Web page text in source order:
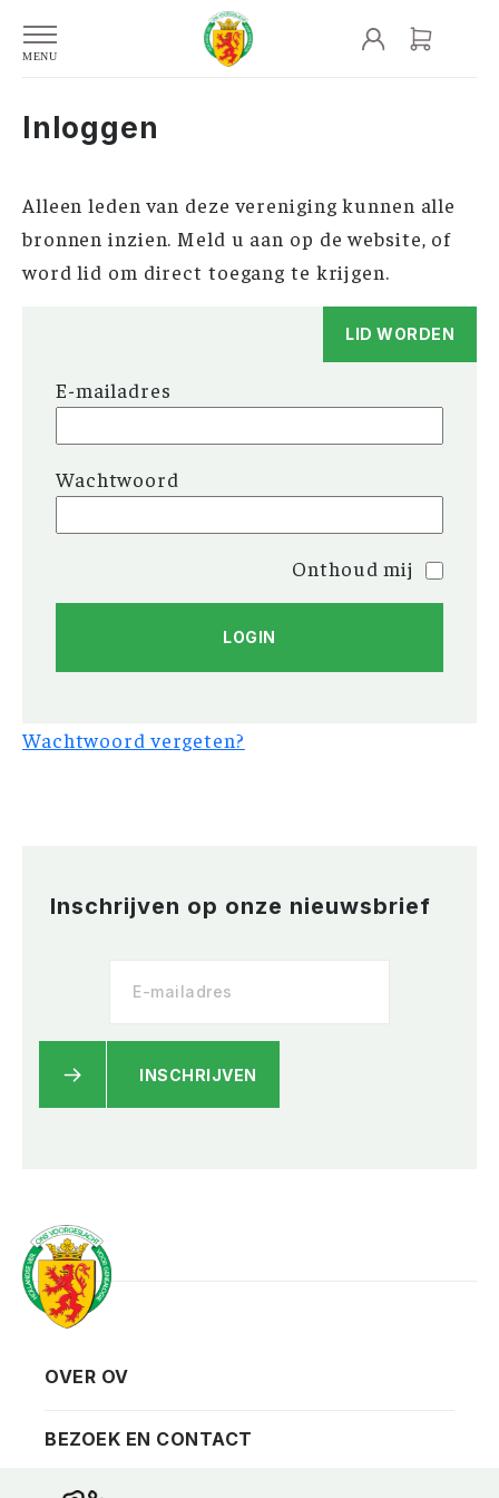
Inloggen
Alleen leden van deze vereniging kunnen alle
bronnen inzien. Meld u aan op de website, of
word lid om direct toegang te krijgen.
LID WORDEN
E-mailadres
Wachtwoord
Onthoud mij
Wachtwoord vergeten?
Inschrijven op onze nieuwsbrief
INSCHRIJVEN
Vereniging
Privacy
Contact
Bezoekadres
OVER OV
BEZOEK EN CONTACT